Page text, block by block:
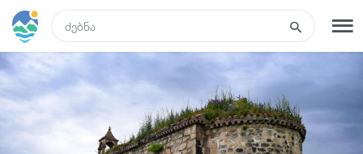
რეგისტრაცია შესვლა
რა ვნახოთ